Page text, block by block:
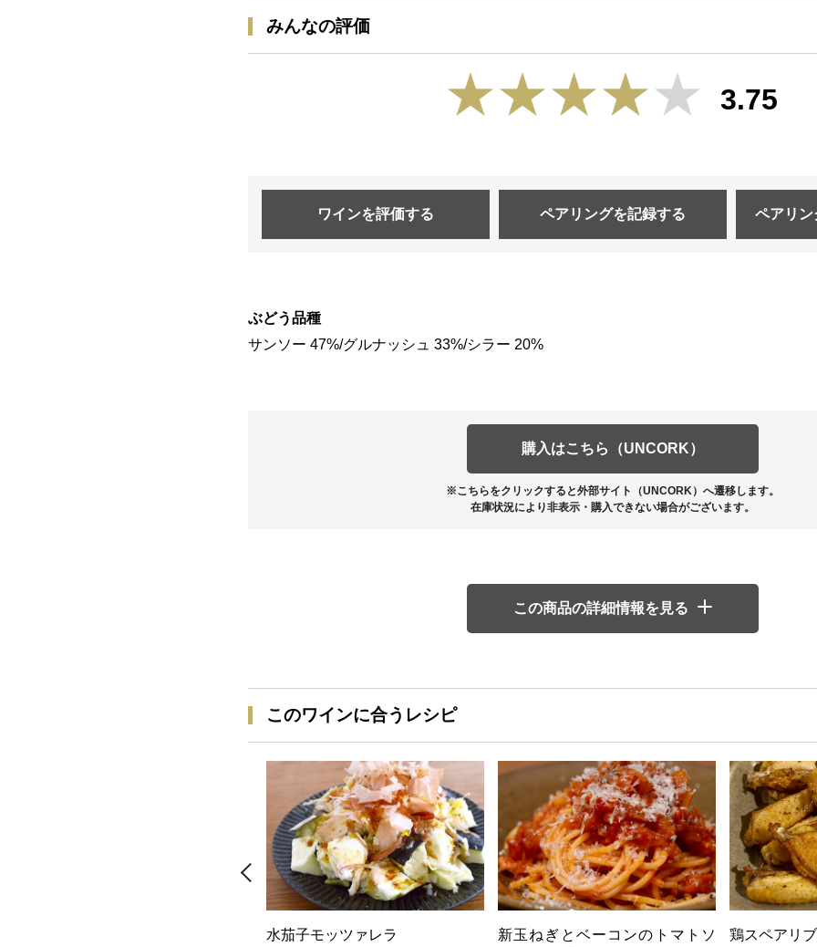
みんなの評価
3.75
ワインを評価する ペアリングを記録する ペアリン
ぶどう品種
サンソー 47%/グルナッシュ 33%/シラー 20%
購入はこちら（UNCORK）
※こちらをクリックすると外部サイト（UNCORK）へ遷移します。
在庫状況により非表示・購入できない場合がございます。
この商品の詳細情報を見る
このワインに合うレシピ
水茄子モッツァレラ
新玉ねぎとベーコンのトマトソ
鶏スペアリ